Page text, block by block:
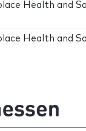
Health and
Health and